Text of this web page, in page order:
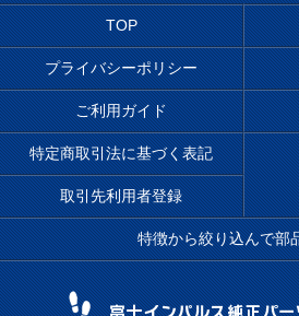
TOP
プライバシーポリシー
ご利用ガイド
特定商取引法に基づく表記
取引先利用者登録
特徴から絞り込んで部